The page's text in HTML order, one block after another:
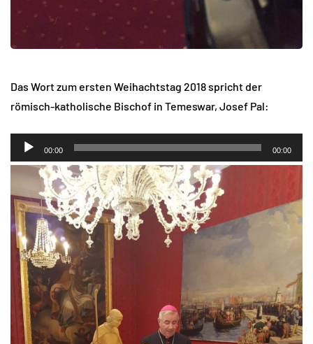
Das Wort zum ersten Weihachtstag 2018 spricht der
römisch-katholische Bischof in Temeswar, Josef Pal:
Audio-
Player
00:00 00:00